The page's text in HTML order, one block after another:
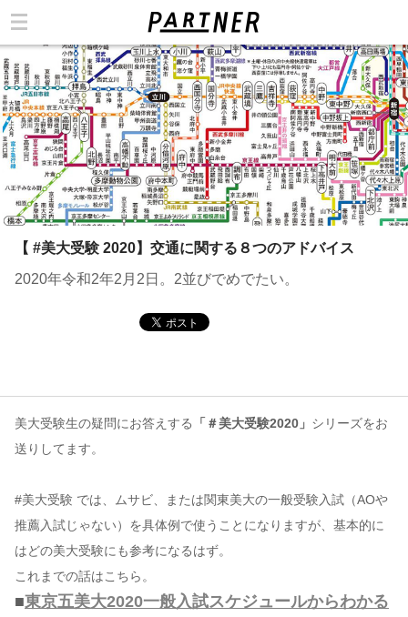
【 #美大受験 2020】交通に関する８つのアドバイス
2020年令和2年2月2日。2並びでめでたい。
美大受験生の疑問にお答えする 「＃美大受験2020」 シリーズをお
送りしてます。
#美大受験 では、ムサビ、または関東美大の一般受験入試（AOや
推薦入試じゃない）を具体例で使うことになりますが、基本的に
はどの美大受験にも参考になるはず。
これまでの話はこちら。
■東京五美大2020一般入試スケジュールからわかる
カテゴリ
コンテンツ
お問い合わせ